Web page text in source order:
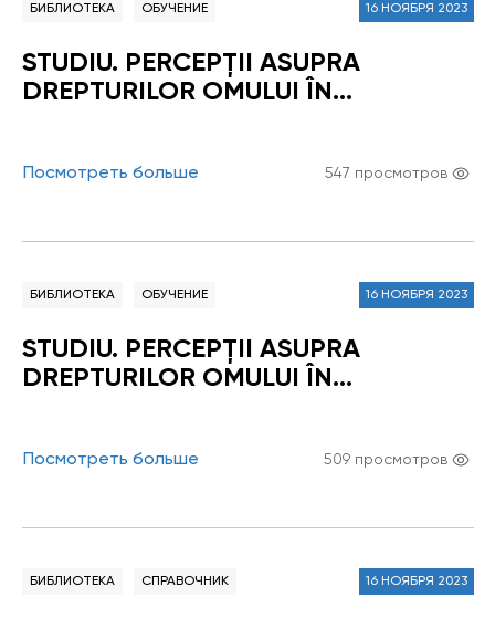
БИБЛИОТЕКА ОБУЧЕНИЕ 16 НОЯБРЯ 2023
STUDIU. PERCEPŢII ASUPRA
DREPTURILOR OMULUI ÎN
Посмотреть больше 547 просмотров
БИБЛИОТЕКА ОБУЧЕНИЕ 16 НОЯБРЯ 2023
STUDIU. PERCEPŢII ASUPRA
DREPTURILOR OMULUI ÎN
Посмотреть больше 509 просмотров
БИБЛИОТЕКА СПРАВОЧНИК 16 НОЯБРЯ 2023